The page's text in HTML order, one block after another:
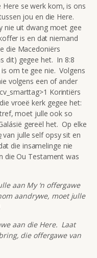
se werk kom, is ons
jou en die Here.
nie uit dwang moet gee
is en dat niemand
die Macedoniërs
dit) gegee het. In 8:8
om te gee nie. Volgens
volgens een of ander
Korintiërs
vroeë kerk gegee het:
moet julle ook so
gereël het. Op elke
van julle self opsy sit en
die insamelinge nie
die Ou Testament was
aan My ‘n offergawe
aandrywe, moet julle
aan die Here. Laat
die offergawe van